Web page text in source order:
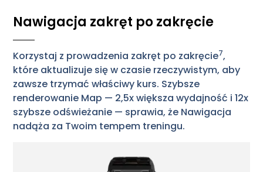
Nawigacja zakręt po zakręcie
Korzystaj z prowadzenia zakręt po zakręcie7,
które aktualizuje się w czasie rzeczywistym, aby
zawsze trzymać właściwy kurs. Szybsze
renderowanie Map — 2,5x większa wydajność i 12x
szybsze odświeżanie — sprawia, że Nawigacja
nadąża za Twoim tempem treningu.